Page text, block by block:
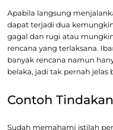
Apabila langsung
dapat terjadi dua
gagal dan rugi atau
rencana yang terlaksana.
banyak rencana namun
belaka, jadi tak pernah
Contoh
Sudah memahami istilah